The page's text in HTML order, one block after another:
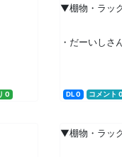
0
▼棚物・ラッ
・だーいし
DL 0 コメント 0
▼棚物・ラッ